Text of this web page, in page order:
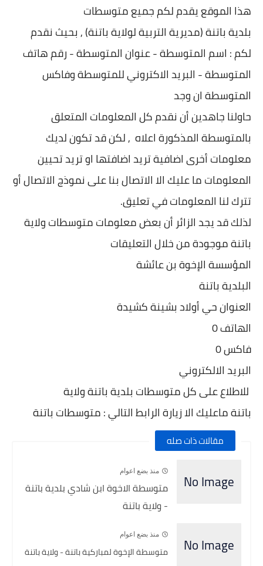
هذا الموقع يقدم لكم جميع متوسطات
بلديةباتنة (مديرية التربية لولاية باتنة) , بحيث نقدم
لكم : اسم المتوسطة - عنوان المتوسطة - رقم هاتف
المتوسطة - البريد الاكتروني للمتوسطة وفاكس
المتوسطة ان وجد
حاولنا جاهدين أن نقدم كل المعلومات المتعلق
بالمتوسطة المذكورة اعلاه , لكن قد تكون لديك
معلومات أخرى اضافية تريد اضافتها او تريد تحيين
المعلومات ما عليك الا الاتصال بنا على نموذج الاتصال أو
تترك لنا المعلومات في تعليق.
لذلك قد يجد الزائر أن بعض معلومات متوسطات ولاية
باتنة موجودة من خلال التعليقات
المؤسسة الإخوة بن عائشة
البلدية باتنة
العنوان حي أولاد بشينة كشيدة
الهاتف 0
فاكس 0
البريد الالكتروني
للاطلاع على كل متوسطات بلدية باتنة ولاية
باتنة ماعليك الا زيارة الرابط التالي : متوسطات باتنة
مقالات ذات صله
منذ بضع اعوام
متوسطة الاخوة ابن شادي بلدية باتنة
- ولاية باتنة
منذ بضع اعوام
متوسطة الإخوة لمباركية باتنة - ولاية باتنة